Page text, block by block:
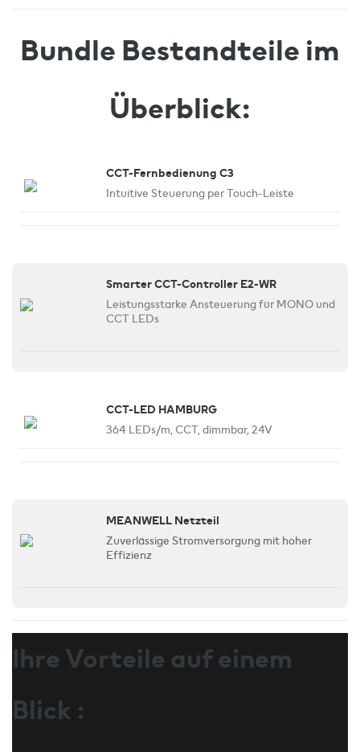
Bundle Bestandteile im
Überblick:
CCT-Fernbedienung C3
Intuitive Steuerung per Touch-Leiste
Smarter CCT-Controller E2-WR
Leistungsstarke Ansteuerung für MONO und
CCT LEDs
CCT-LED HAMBURG
364 LEDs/m, CCT, dimmbar, 24V
MEANWELL Netzteil
Zuverlässige Stromversorgung mit hoher
Effizienz
Ihre Vorteile auf einem
Blick :